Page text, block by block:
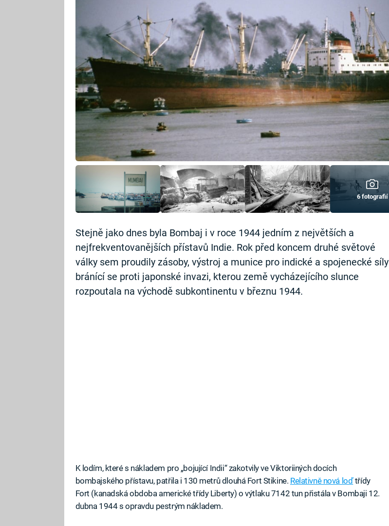
6 fotografií
Stejně jako dnes byla Bombaj i v roce 1944 jedním z největších a
nejfrekventovanějších přístavů Indie. Rok před koncem druhé světové
války sem proudily zásoby, výstroj a munice pro indické a spojenecké síly
bránící se proti japonské invazi, kterou země vycházejícího slunce
rozpoutala na východě subkontinentu v březnu 1944.
K lodím, které s nákladem pro „bojující Indii“ zakotvily ve Viktoriiných docích
bombajského přístavu, patřila i 130 metrů dlouhá Fort Stikine. Relativně nová loďtřídy
Fort (kanadská obdoba americké třídy Liberty) o výtlaku 7142 tun přistála v Bombaji 12.
dubna 1944 s opravdu pestrým nákladem.